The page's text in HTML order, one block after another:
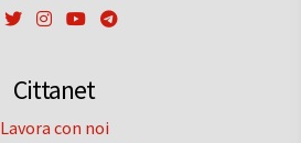
Cittanet
Lavora con noi